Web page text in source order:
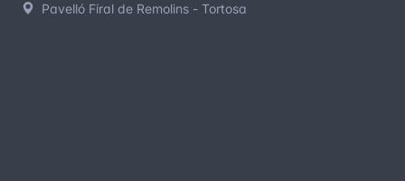
Pavelló Firal de Remolins - Tortosa